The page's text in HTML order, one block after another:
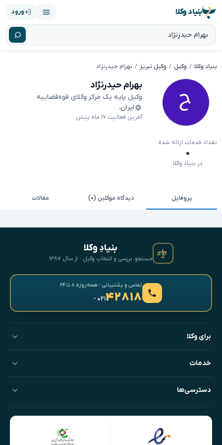
بنیاد وکلا ورود
بنیاد وکلا وکیل وکیل تبریز بهرام حیدرنژاد
بهرام حیدرنژاد
وکیل پایه یک مرکز وکلای قوه‌قضاییه
ایران،
آخرین فعالیت ۱۷ ماه پیش
تعداد خدمات ارائه شده
۰
در بنیاد وکلا
پروفایل دیدگاه موکلین (۰) مقالات
بنیادِ وکلا
جستجو، بررسی و انتخابِ وکیل · از سال ۱۳۸۷
تماس و پشتیبانی · همه‌روزه ۸ تا ۲۴
۴۲۸۱۸- ۰۲۱
برای وکلا
خدمات
دسترسی‌ها